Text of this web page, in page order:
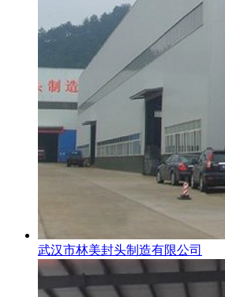
武汉市林美封头制造有限公司